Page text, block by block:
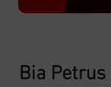
Bia Petrus